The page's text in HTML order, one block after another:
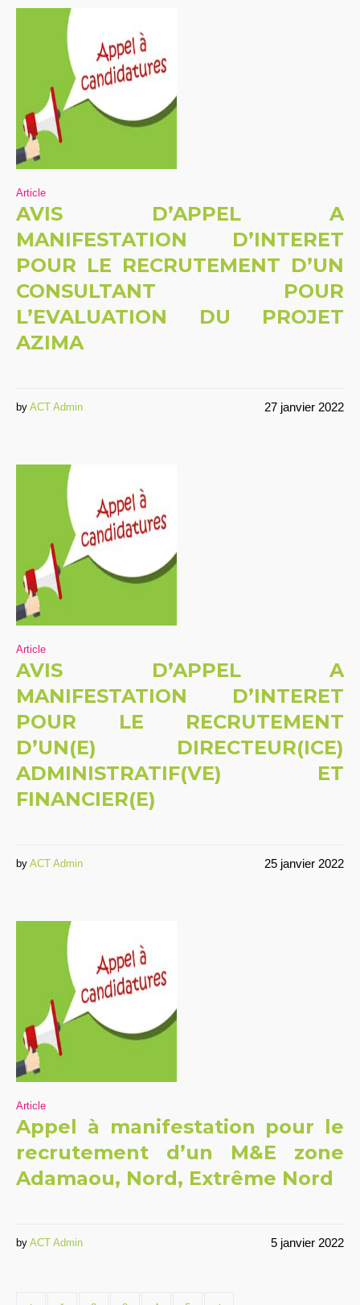
Article
AVIS D’APPEL A
MANIFESTATION D’INTERET
POUR LE RECRUTEMENT D’UN
CONSULTANT POUR
L’EVALUATION DU PROJET
AZIMA
27 janvier 2022
by ACT Admin
Article
AVIS D’APPEL A
MANIFESTATION D’INTERET
POUR LE RECRUTEMENT
D’UN(E) DIRECTEUR(ICE)
ADMINISTRATIF(VE) ET
FINANCIER(E)
25 janvier 2022
by ACT Admin
Article
Appel à manifestation pour le
recrutement d’un M&E zone
Adamaou, Nord, Extrême Nord
5 janvier 2022
by ACT Admin